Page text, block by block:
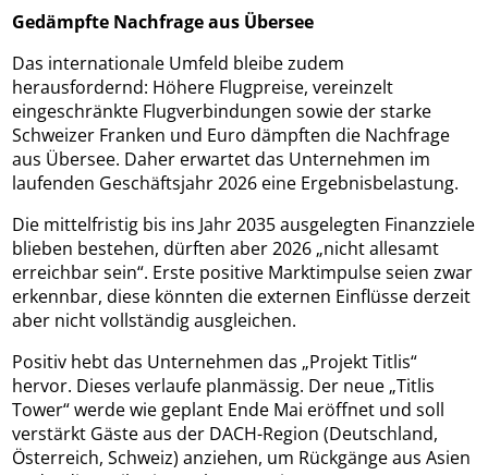
Gedämpfte Nachfrage aus Übersee
Das internationale Umfeld bleibe zudem
herausfordernd: Höhere Flugpreise, vereinzelt
eingeschränkte Flugverbindungen sowie der starke
Schweizer Franken und Euro dämpften die Nachfrage
aus Übersee. Daher erwartet das Unternehmen im
laufenden Geschäftsjahr 2026 eine Ergebnisbelastung.
Die mittelfristig bis ins Jahr 2035 ausgelegten Finanzziele
blieben bestehen, dürften aber 2026 „nicht allesamt
erreichbar sein“. Erste positive Marktimpulse seien zwar
erkennbar, diese könnten die externen Einflüsse derzeit
aber nicht vollständig ausgleichen.
Positiv hebt das Unternehmen das „Projekt Titlis“
hervor. Dieses verlaufe planmässig. Der neue „Titlis
Tower“ werde wie geplant Ende Mai eröffnet und soll
verstärkt Gäste aus der DACH-Region (Deutschland,
Österreich, Schweiz) anziehen, um Rückgänge aus Asien